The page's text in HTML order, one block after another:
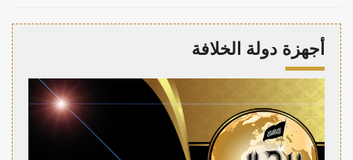
أجهزة دولة الخلافة